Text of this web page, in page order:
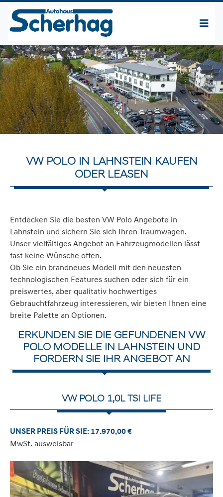
VW POLO IN LAHNSTEIN KAUFEN
ODER LEASEN
Entdecken Sie die besten VW Polo Angebote in
Lahnstein und sichern Sie sich Ihren Traumwagen.
Unser vielfältiges Angebot an Fahrzeugmodellen lässt
fast keine Wünsche offen.
Ob Sie ein brandneues Modell mit den neuesten
technologischen Features suchen oder sich für ein
preiswertes, aber qualitativ hochwertiges
Gebrauchtfahrzeug interessieren, wir bieten Ihnen eine
breite Palette an Optionen.
ERKUNDEN SIE DIE GEFUNDENEN VW
POLO MODELLE IN LAHNSTEIN UND
FORDERN SIE IHR ANGEBOT AN
VW POLO 1,0L TSI LIFE
UNSER PREIS FÜR SIE: 17.970,00 €
MwSt. ausweisbar